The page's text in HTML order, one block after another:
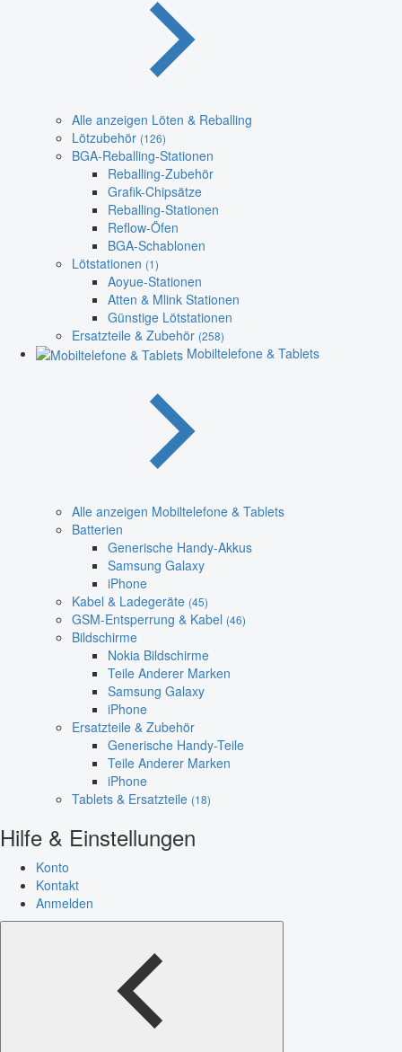
Alle anzeigen Löten & Reballing
Lötzubehör (126)
BGA-Reballing-Stationen
Reballing-Zubehör
Grafik-Chipsätze
Reballing-Stationen
Reflow-Öfen
BGA-Schablonen
Lötstationen (1)
Aoyue-Stationen
Atten & Mlink Stationen
Günstige Lötstationen
Ersatzteile & Zubehör (258)
Mobiltelefone & Tablets
Alle anzeigen Mobiltelefone & Tablets
Batterien
Generische Handy-Akkus
Samsung Galaxy
iPhone
Kabel & Ladegeräte (45)
GSM-Entsperrung & Kabel (46)
Bildschirme
Nokia Bildschirme
Teile Anderer Marken
Samsung Galaxy
iPhone
Ersatzteile & Zubehör
Generische Handy-Teile
Teile Anderer Marken
iPhone
Tablets & Ersatzteile (18)
Hilfe & Einstellungen
Konto
Kontakt
Anmelden